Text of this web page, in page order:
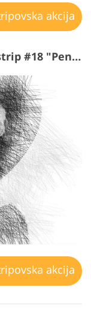
akcija
Brezplačni Photoshop Actions strip #18 "Pencil"
akcija